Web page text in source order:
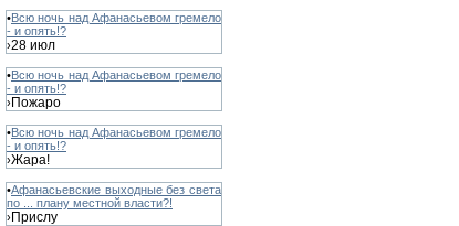
•Всю ночь над Афанасьевом гремело
- и опять!?
›28 июл
•Всю ночь над Афанасьевом гремело
- и опять!?
›Пожаро
•Всю ночь над Афанасьевом гремело
- и опять!?
›Жара!
•Афанасьевские выходные без света
по ... плану местной власти?!
›Прислу